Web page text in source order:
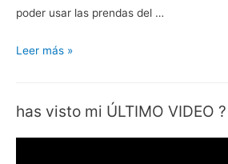
poder usar las prendas del …
Hashley
Una
Leer más »
has visto mi ÚLTIMO VIDEO ?